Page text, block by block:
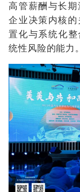
高管薪酬与长
企业决策内核
置化与系统化
统性风险的能力。